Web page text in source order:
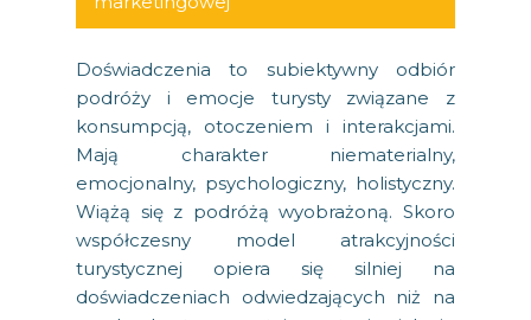
Doświadczenia to subiektywny odbiór
podróży i emocje turysty związane z
konsumpcją, otoczeniem i interakcjami.
Mają charakter niematerialny,
emocjonalny, psychologiczny, holistyczny.
Wiążą się z podróżą wyobrażoną. Skoro
współczesny model atrakcyjności
turystycznej opiera się silniej na
doświadczeniach odwiedzających niż na